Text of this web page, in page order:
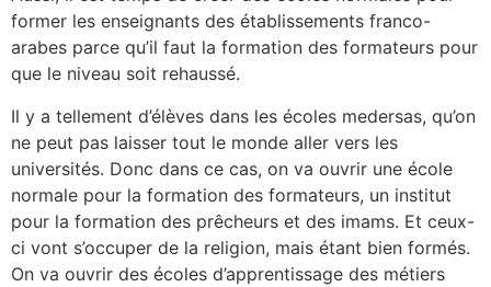
former les enseignants des établissements franco-
arabes parce qu’il faut la formation des formateurs pour
que le niveau soit rehaussé.
Il y a tellement d’élèves dans les écoles medersas, qu’on
ne peut pas laisser tout le monde aller vers les
universités. Donc dans ce cas, on va ouvrir une école
normale pour la formation des formateurs, un institut
pour la formation des prêcheurs et des imams. Et ceux-
ci vont s’occuper de la religion, mais étant bien formés.
On va ouvrir des écoles d’apprentissage des métiers